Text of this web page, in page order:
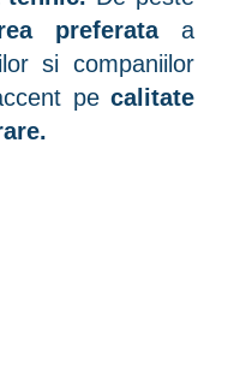
preferataa
si companiilor
pe calitate